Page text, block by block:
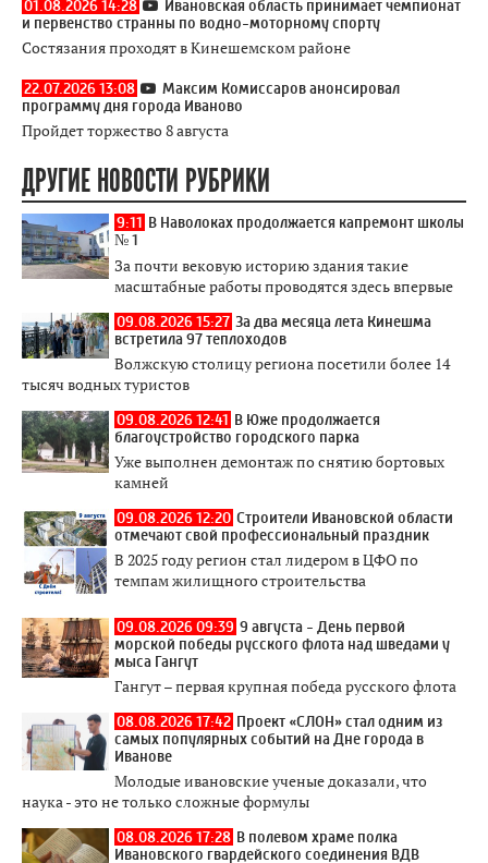
01.08.2026 14:28
Ивановская область принимает чемпионат
и первенство странны по водно-моторному спорту
Состязания проходят в Кинешемском районе
22.07.2026 13:08
Максим Комиссаров анонсировал
программу дня города Иваново
Пройдет торжество 8 августа
ДРУГИЕ НОВОСТИ РУБРИКИ
9:11 В Наволоках продолжается капремонт школы
№ 1
За почти вековую историю здания такие
масштабные работы проводятся здесь впервые
09.08.2026 15:27 За два месяца лета Кинешма
встретила 97 теплоходов
Волжскую столицу региона посетили более 14
тысяч водных туристов
09.08.2026 12:41 В Юже продолжается
благоустройство городского парка
Уже выполнен демонтаж по снятию бортовых
камней
09.08.2026 12:20 Строители Ивановской области
отмечают свой профессиональный праздник
В 2025 году регион стал лидером в ЦФО по
темпам жилищного строительства
09.08.2026 09:39 9 августа - День первой
морской победы русского флота над шведами у
мыса Гангут
Гангут – первая крупная победа русского флота
08.08.2026 17:42 Проект «СЛОН» стал одним из
самых популярных событий на Дне города в
Иванове
Молодые ивановские ученые доказали, что
наука - это не только сложные формулы
08.08.2026 17:28 В полевом храме полка
Ивановского гвардейского соединения ВДВ